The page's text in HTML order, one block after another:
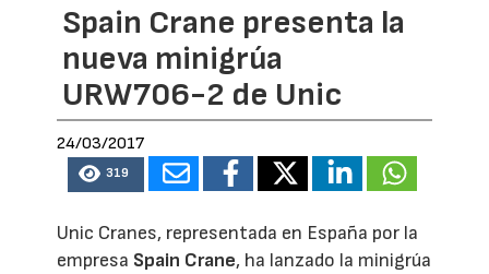
Spain Crane presenta la
nueva minigrúa
URW706-2 de Unic
24/03/2017
319
Unic Cranes, representada en España por la
empresa Spain Crane, ha lanzado la minigrúa